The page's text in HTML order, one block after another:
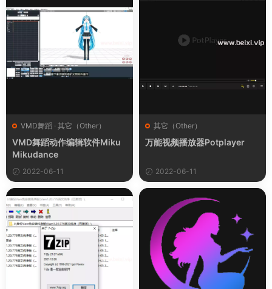
VMD舞蹈 · 其它（Other）
VMD舞蹈动作编辑软件Miku
Mikudance
2022-06-11
其它（Other）
万能视频播放器Potplayer
2022-06-11